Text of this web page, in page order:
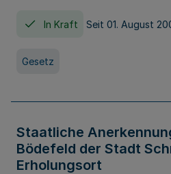
In Kraft Seit 01. August
Gesetz
Staatliche
Bödefeld der Stadt
Erholungsort